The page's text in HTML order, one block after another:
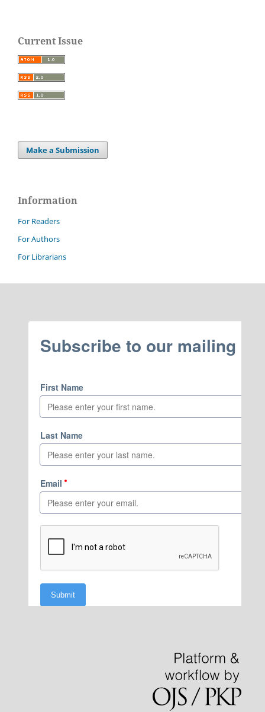
Current Issue
Make a Submission
Information
For Readers
For Authors
For Librarians